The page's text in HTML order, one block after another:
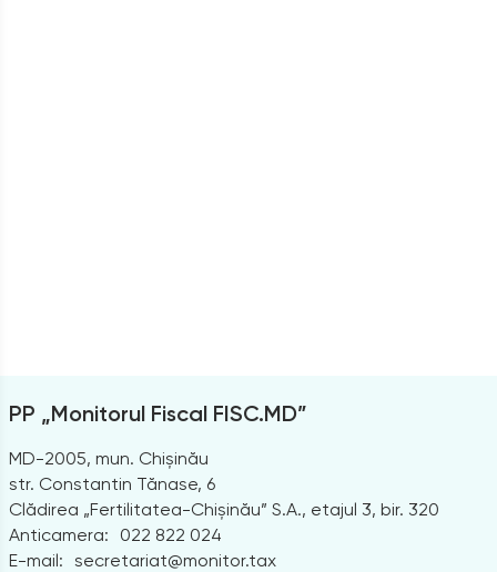
PP „Monitorul Fiscal FISC.MD”
MD-2005, mun. Chișinău
str. Constantin Tănase, 6
Clădirea „Fertilitatea-Chișinău” S.A., etajul 3, bir. 320
Anticamera:
022 822 024
E-mail: secretariat@monitor.tax